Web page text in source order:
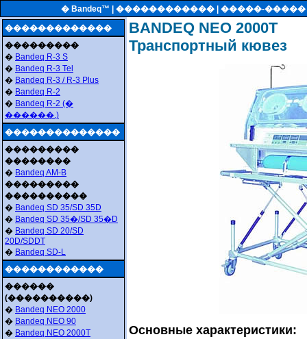
� Bandeq™ | ������������
| �����-�����
�������������
���������
� Bandeq R-3 S
� Bandeq R-3 Tel
� Bandeq R-3 / R-3 Plus
� Bandeq R-2
� Bandeq R-2 (�
������.)
��������������
���������
��������
� Bandeq AM-B
���������
����������
� Bandeq SD 35/SD 35D
� Bandeq SD 35�/SD 35�D
� Bandeq SD 20/SD
20D/SDDT
� Bandeq SD-L
������������
������
(����������)
� Bandeq NEO 2000
� Bandeq NEO 90
� Bandeq NEO 2000T
BANDEQ NEO 2000T
Транспортный кювез
Основные характеристики: